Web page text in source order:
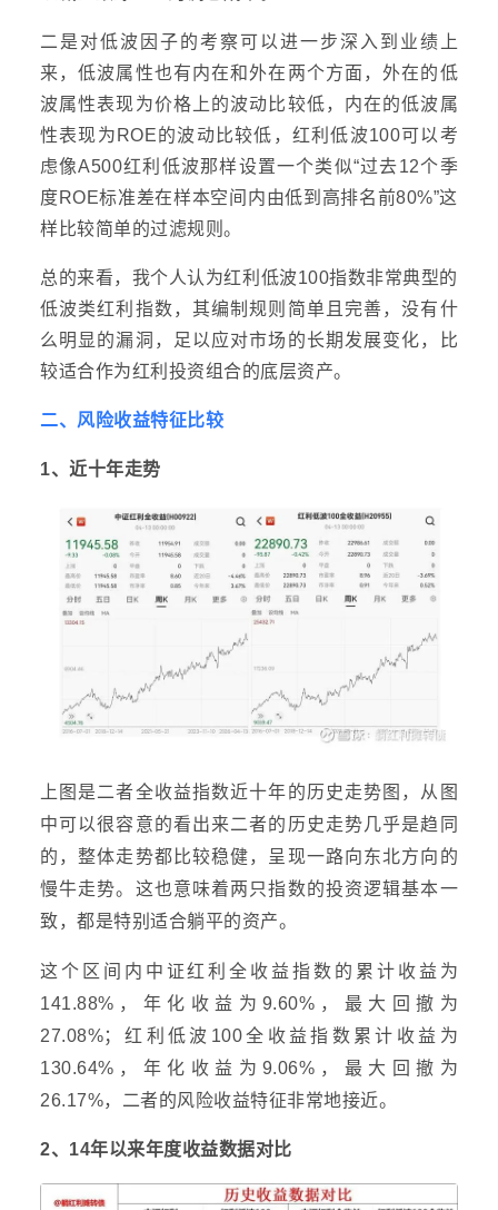
二是对低波因子的考察可以进一步深入到业绩上
来，低波属性也有内在和外在两个方面，外在的低
波属性表现为价格上的波动比较低，内在的低波属
性表现为ROE的波动比较低，红利低波100可以考
虑像A500红利低波那样设置一个类似“过去12个季
度ROE标准差在样本空间内由低到高排名前80%”这
样比较简单的过滤规则。
总的来看，我个人认为红利低波100指数非常典型的
低波类红利指数，其编制规则简单且完善，没有什
么明显的漏洞，足以应对市场的长期发展变化，比
较适合作为红利投资组合的底层资产。
二、风险收益特征比较
1、近十年走势
上图是二者全收益指数近十年的历史走势图，从图
中可以很容意的看出来二者的历史走势几乎是趋同
的，整体走势都比较稳健，呈现一路向东北方向的
慢牛走势。这也意味着两只指数的投资逻辑基本一
致，都是特别适合躺平的资产。
这个区间内中证红利全收益指数的累计收益为
141.88%，年化收益为9.60%，最大回撤为
27.08%；红利低波100全收益指数累计收益为
130.64%，年化收益为9.06%，最大回撤为
26.17%，二者的风险收益特征非常地接近。
2、14年以来年度收益数据对比